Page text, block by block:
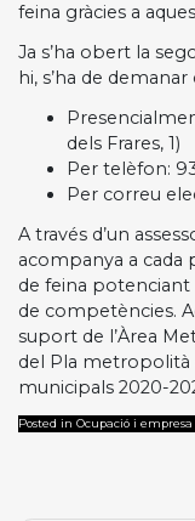
feina gràcies a
Ja s’ha obert la
hi, s’ha de
dels Frares, 1)
Per telèfon:
Per correu
A través d’un
acompanya a cada
de feina potenciant
de competències.
suport de l’Àrea
del Pla metropolità
municipals 2020-
Posted in Ocupació i empresa